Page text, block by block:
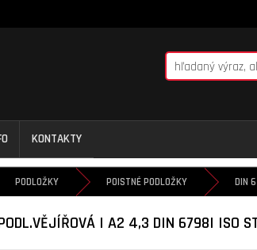
KONTAKTY
PODLOŽKY POISTNÉ PODLOŽKY DIN
I A2 4,3 DIN 6798I ISO